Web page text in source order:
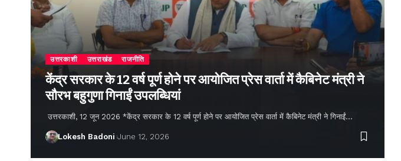
उत्तरकाशी उत्तराखंड राजनीति
केंद्र सरकार के 12 वर्ष पूर्ण होने पर आयोजित प्रेस वार्ता में कैबिनेट मंत्री ने
सौरभ बहुगुणा गिनाईं उपलब्धियां
उत्तरकाशी, 12 जून 2026 *केंद्र सरकार के 12 वर्ष पूर्ण होने पर आयोजित प्रेस वार्ता में कैबिनेट मंत्री ने गिनाईं…
Lokesh Badoni June 12, 2026